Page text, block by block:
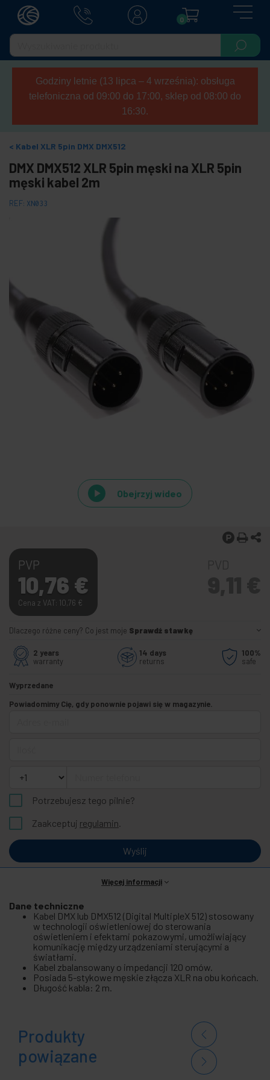
0
Godziny letnie (13 lipca – 4 września): obsługa
telefoniczna od 09:00 do 17:00, sklep od 08:00 do
16:30.
Kabel XLR 5pin DMX DMX512
DMX DMX512 XLR 5pin męski na XLR 5pin
męski kabel 2m
REF: XN033
Obejrzyj wideo
PVP
10,76 €
Cena z VAT: 10,76 €
Dlaczego różne ceny? Co jest moje Sprawdź stawkę
2 years
warranty
14 days
returns
100%
safe
Wyprzedane
Powiadomimy Cię, gdy ponownie pojawi się w magazynie.
Potrzebujesz tego pilnie?
Zaakceptuj regulamin.
Wyślij
Więcej informacji
Dane techniczne
Kabel DMX lub DMX512 (Digital MultipleX 512) stosowany
w technologii oświetleniowej do sterowania
oświetleniem i efektami pokazowymi, umożliwiający
komunikację między urządzeniami sterującymi a
światłami.
Kabel zbalansowany o impedancji 120 omów.
Posiada 5-stykowe męskie złącza XLR na obu końcach.
Długość kabla: 2 m.
Produkty
powiązane